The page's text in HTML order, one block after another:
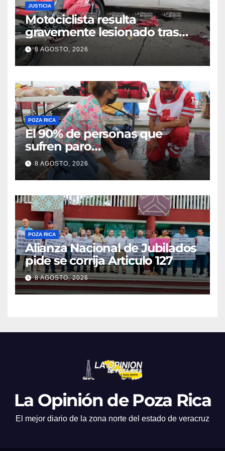
JUSTICIA
Motociclista resulta
gravemente lesionado tras
choque en la colonia Ricardo
Flores Magón
8 AGOSTO, 2026
POZA RICA
El 90% de personas que
sufren paro
cardiorrespiratorio mueren
8 AGOSTO, 2026
POZA RICA
Alianza Nacional de Jubilados
pide se corrija Articulo 127
8 AGOSTO, 2026
La Opinión de Poza Rica
El mejor diario de la zona norte del estado de veracruz